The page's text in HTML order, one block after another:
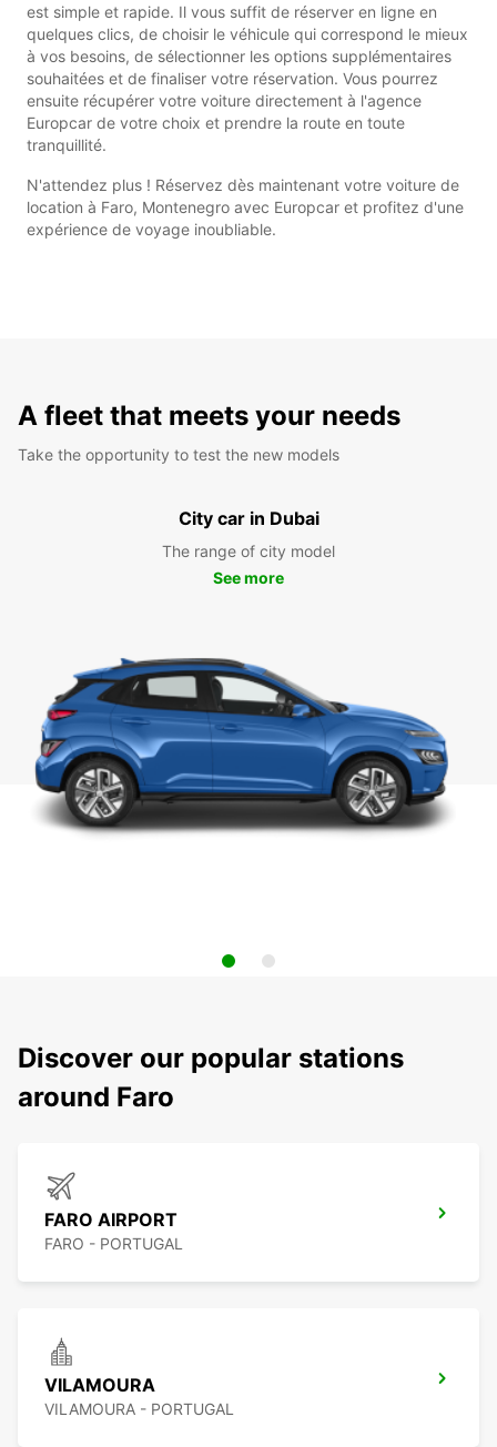
est simple et rapide. Il vous suffit de réserver en ligne en
quelques clics, de choisir le véhicule qui correspond le mieux
à vos besoins, de sélectionner les options supplémentaires
souhaitées et de finaliser votre réservation. Vous pourrez
ensuite récupérer votre voiture directement à l'agence
Europcar de votre choix et prendre la route en toute
tranquillité.
N'attendez plus ! Réservez dès maintenant votre voiture de
location à Faro, Montenegro avec Europcar et profitez d'une
expérience de voyage inoubliable.
A fleet that meets your needs
Take the opportunity to test the new models
City car in Dubai
The range of city model
See more
Discover our popular stations
around Faro
FARO AIRPORT
FARO - PORTUGAL
VILAMOURA
VILAMOURA - PORTUGAL